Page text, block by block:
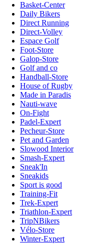
Basket-Center
Daily Bikers
Direct Running
Direct-Volley
Espace Golf
Foot-Store
Galop-Store
Golf and co
Handball-Store
House of Rugby
Made in Paradis
Nauti-wave
On-Fight
Padel-Expert
Pecheur-Store
Pet and Garden
Slowood Interior
Smash-Expert
Sneak'In
Sneakids
Sport is good
Training-Fit
Trek-Expert
Triathlon-Expert
TripNBikers
Vélo-Store
Winter-Expert